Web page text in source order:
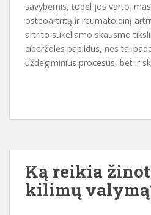
savybėmis, todėl jos
osteoartritą ir reumatoidinį
artrito sukeliamo skausmo
ciberžolės papildus, nes tai
uždegiminius procesus, bet ir
Ką reikia
kilimų